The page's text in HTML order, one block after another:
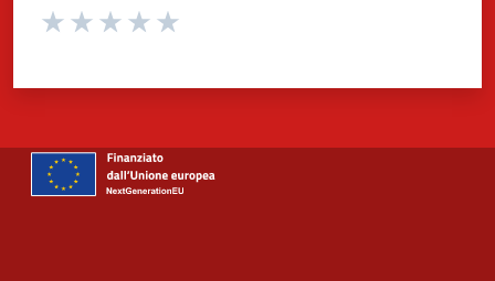
Valuta da 1 a 5 stelle la pagina